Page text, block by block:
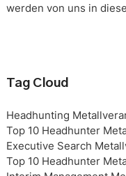
werden von uns in
Tag Cloud
Headhunting
Top 10 Headhunter
Executive Search
Top 10 Headhunter